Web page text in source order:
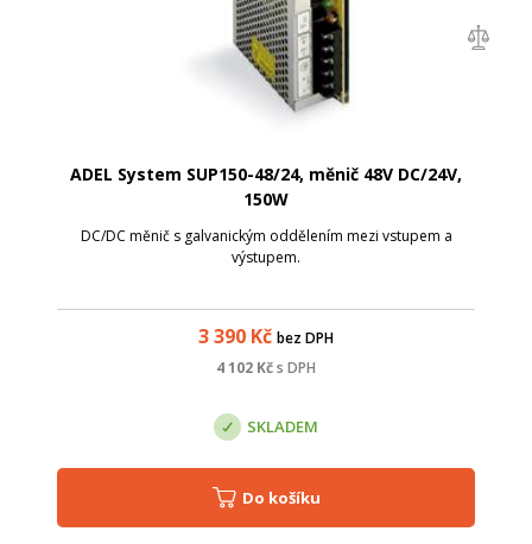
ADEL System SUP150-48/24, měnič 48V DC/24V,
150W
DC/DC měnič s galvanickým oddělením mezi vstupem a
výstupem.
3 390 Kč bez DPH
4 102 Kčs DPH
SKLADEM
Do košíku